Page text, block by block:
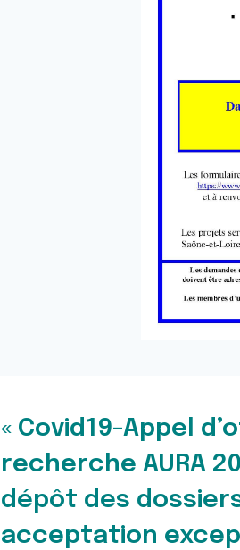
« Covid19-Appel
recherche AURA
dépôt des
acceptation